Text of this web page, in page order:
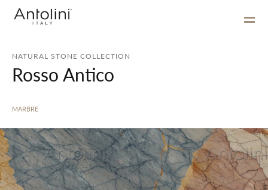
NATURAL STONE COLLECTION
Rosso Antico
MARBRE